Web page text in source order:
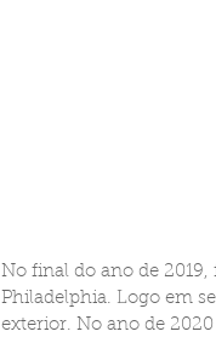
No final do ano de
Philadelphia. Logo em
exterior. No ano de